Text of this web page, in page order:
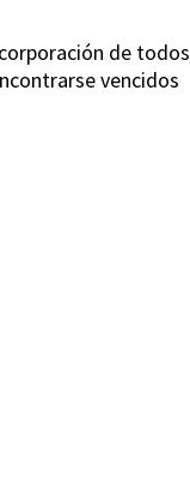
de todos
vencidos